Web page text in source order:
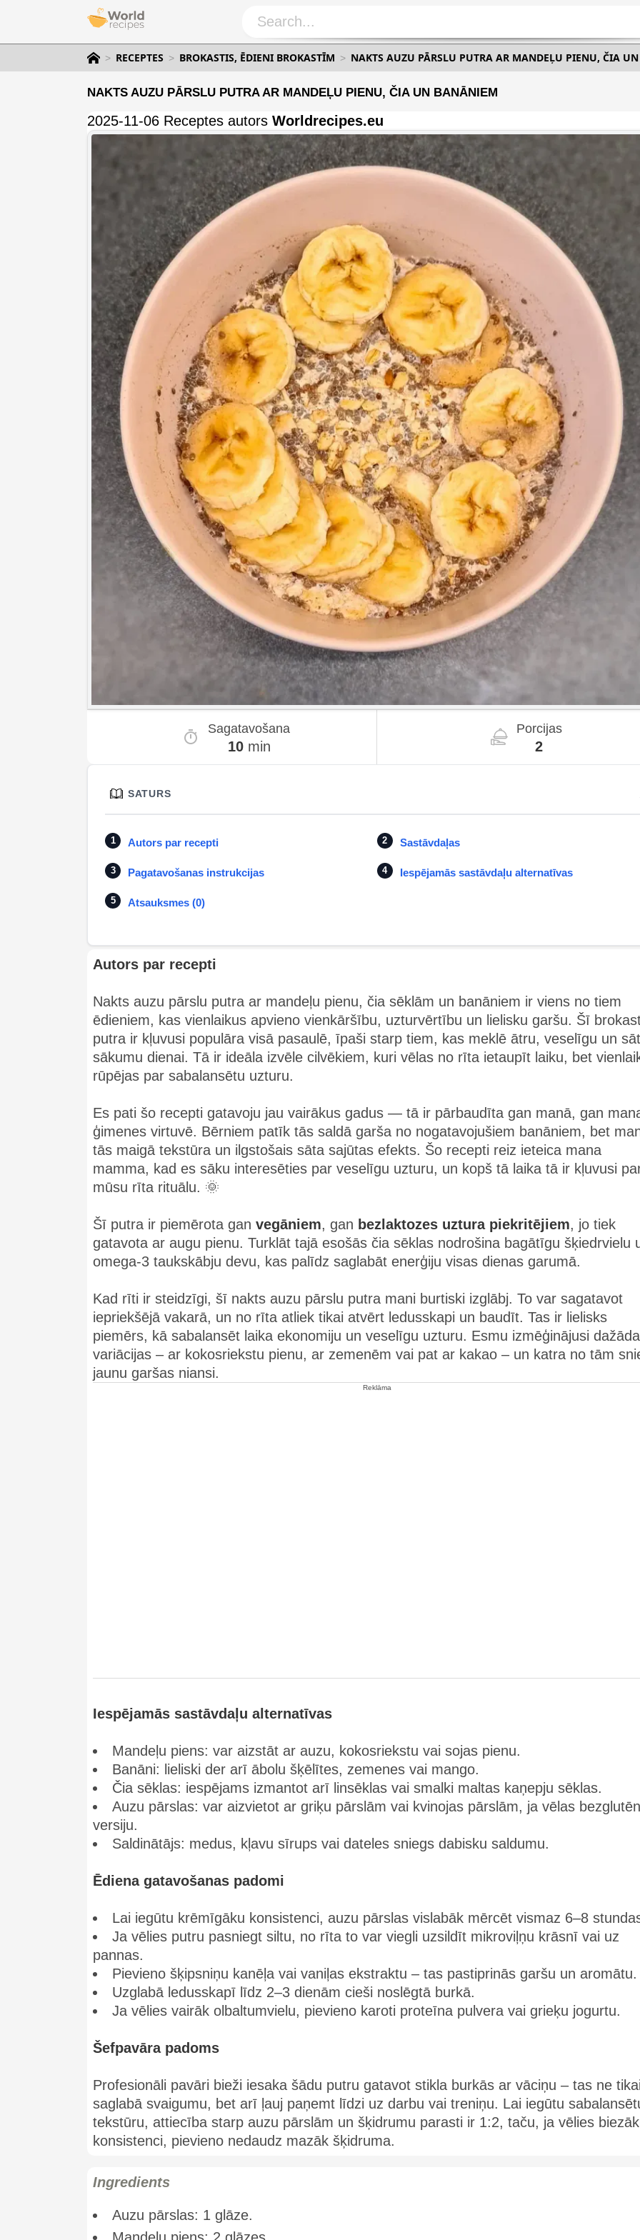
RECEPTES BROKASTIS, ĒDIENI BROKASTĪM NAKTS AUZU PĀRSLU PUTRA AR MANDEĻU PIENU, ČIA
NAKTS AUZU PĀRSLU PUTRA AR MANDEĻU PIENU, ČIA UN BANĀNIEM
2025-11-06 Receptes autors Worldrecipes.eu
Sagatavošana
10min
Porcijas
2
SATURS
Autors par recepti Sastāvdaļas
Pagatavošanas instrukcijas Iespējamās sastāvdaļu alternatīvas
Atsauksmes (0)
Autors par recepti
Nakts auzu pārslu putra ar mandeļu pienu, čia sēklām un banāniem ir viens no tiem
ēdieniem, kas vienlaikus apvieno vienkāršību, uzturvērtību un lielisku garšu. Šī
putra ir kļuvusi populāra visā pasaulē, īpaši starp tiem, kas meklē ātru, veselīgu un
sākumu dienai. Tā ir ideāla izvēle cilvēkiem, kuri vēlas no rīta ietaupīt laiku, bet
rūpējas par sabalansētu uzturu.
Es pati šo recepti gatavoju jau vairākus gadus — tā ir pārbaudīta gan manā, gan
ģimenes virtuvē. Bērniem patīk tās saldā garša no nogatavojušiem banāniem, bet
tās maigā tekstūra un ilgstošais sāta sajūtas efekts. Šo recepti reiz ieteica mana
mamma, kad es sāku interesēties par veselīgu uzturu, un kopš tā laika tā ir kļuvusi
mūsu rīta rituālu. 🌞
Šī putra ir piemērota gan vegāniem, gan bezlaktozes uztura piekritējiem, jo tiek
gatavota ar augu pienu. Turklāt tajā esošās čia sēklas nodrošina bagātīgu šķiedrvielu
omega-3 taukskābju devu, kas palīdz saglabāt enerģiju visas dienas garumā.
Kad rīti ir steidzīgi, šī nakts auzu pārslu putra mani burtiski izglābj. To var sagatavot
iepriekšējā vakarā, un no rīta atliek tikai atvērt ledusskapi un baudīt. Tas ir lielisks
piemērs, kā sabalansēt laika ekonomiju un veselīgu uzturu. Esmu izmēģinājusi
variācijas – ar kokosriekstu pienu, ar zemenēm vai pat ar kakao – un katra no tām
jaunu garšas niansi.
Reklāma
Iespējamās sastāvdaļu alternatīvas
Mandeļu piens: var aizstāt ar auzu, kokosriekstu vai sojas pienu.
Banāni: lieliski der arī ābolu šķēlītes, zemenes vai mango.
Čia sēklas: iespējams izmantot arī linsēklas vai smalki maltas kaņepju sēklas.
Auzu pārslas: var aizvietot ar griķu pārslām vai kvinojas pārslām, ja vēlas
versiju.
Saldinātājs: medus, kļavu sīrups vai dateles sniegs dabisku saldumu.
Ēdiena gatavošanas padomi
Lai iegūtu krēmīgāku konsistenci, auzu pārslas vislabāk mērcēt vismaz 6–8
Ja vēlies putru pasniegt siltu, no rīta to var viegli uzsildīt mikroviļņu krāsnī vai uz
pannas.
Pievieno šķipsniņu kanēļa vai vaniļas ekstraktu – tas pastiprinās garšu un aromātu.
Uzglabā ledusskapī līdz 2–3 dienām cieši noslēgtā burkā.
Ja vēlies vairāk olbaltumvielu, pievieno karoti proteīna pulvera vai grieķu jogurtu.
Šefpavāra padoms
Profesionāli pavāri bieži iesaka šādu putru gatavot stikla burkās ar vāciņu – tas ne tikai
saglabā svaigumu, bet arī ļauj paņemt līdzi uz darbu vai treniņu. Lai iegūtu
tekstūru, attiecība starp auzu pārslām un šķidrumu parasti ir 1:2, taču, ja vēlies
konsistenci, pievieno nedaudz mazāk šķidruma.
Ingredients
Auzu pārslas: 1 glāze.